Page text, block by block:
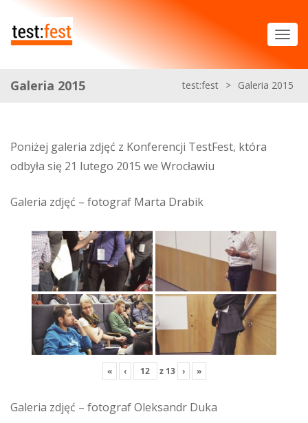
Galeria 2015 test:fest > Galeria 2015
Poniżej galeria zdjęć z Konferencji TestFest, która
odbyła się 21 lutego 2015 we Wrocławiu
Galeria zdjęć – fotograf Marta Drabik
« ‹ z 13 › »
Galeria zdjęć – fotograf Oleksandr Duka